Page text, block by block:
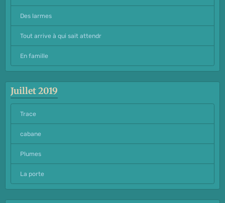
Des larmes
Tout arrive à qui sait attendr
En famille
Juillet 2019
Trace
cabane
Plumes
La porte